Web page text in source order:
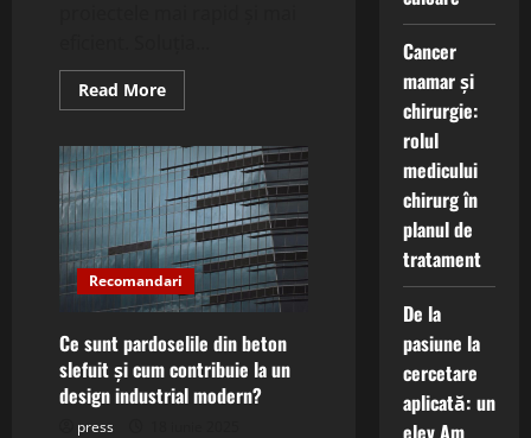
Read MoreRead
more
sunt
sistemele
de
montaj
rapid
pentru
structuri
prefabricate
și
cum
costurile?
Recomandari
Ce sunt pardoselile din beton
slefuit și cum contribuie la un
design industrial modern?
press
Cancer
mamar și
chirurgie:
rolul
medicului
chirurg în
planul de
tratament
De la
pasiune la
cercetare
aplicată: un
elev Am